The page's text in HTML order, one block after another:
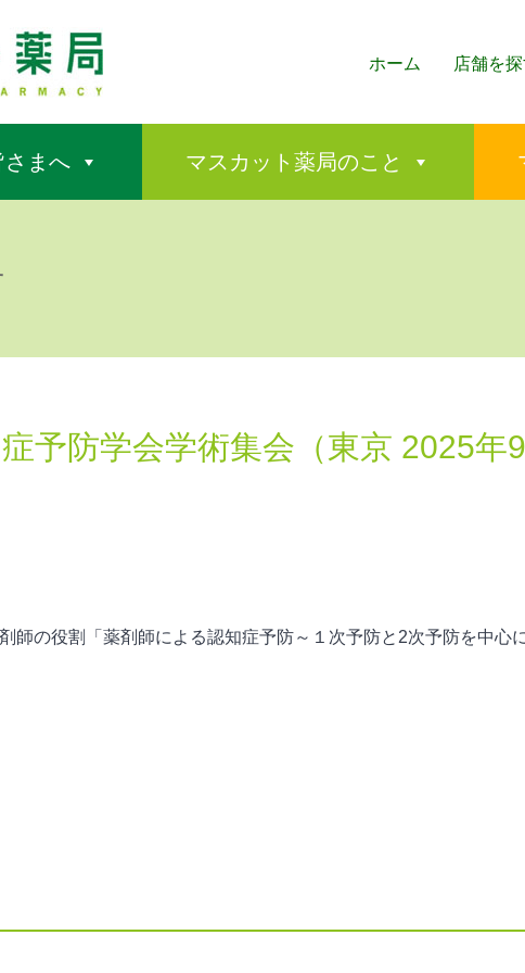
ホーム 店舗を
さまへ マスカット薬局のこと
予防学会学術集会（東京 2025年9
師の役割「薬剤師による認知症予防～１次予防と2次予防を中心に